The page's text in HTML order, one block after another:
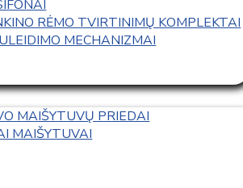
RĖMO TVIRTINIMŲ KOMPLEKTAI
MECHANIZMAI
MAIŠYTUVŲ PRIEDAI
MAIŠYTUVAI